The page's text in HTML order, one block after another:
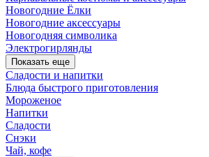
Новогодние Ёлки
Новогодние аксессуары
Новогодняя символика
Электрогирлянды
Показать еще
Сладости и напитки
Блюда быстрого приготовления
Мороженое
Напитки
Сладости
Снэки
Чай, кофе